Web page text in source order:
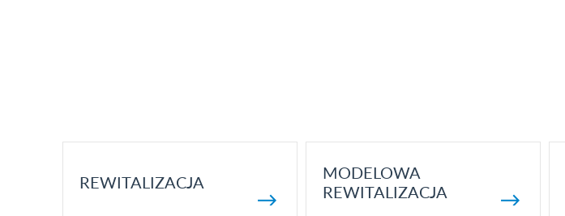
REWITALIZACJA
MODELOWA
REWITALIZACJA